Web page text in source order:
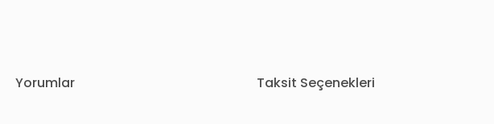
Yorumlar Taksit Seçenekleri